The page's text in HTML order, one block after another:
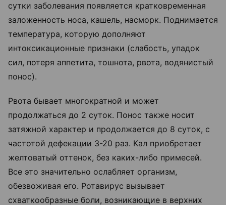
сутки заболевания появляется кратковременная
заложенность носа, кашель, насморк. Поднимается
температура, которую дополняют
интоксикационные признаки (слабость, упадок
сил, потеря аппетита, тошнота, рвота, водянистый
понос).
Рвота бывает многократной и может
продолжаться до 2 суток. Понос также носит
затяжной характер и продолжается до 8 суток, с
частотой дефекации 3-20 раз. Кал приобретает
желтоватый оттенок, без каких-либо примесей.
Все это значительно ослабляет организм,
обезвоживая его. Ротавирус вызывает
схваткообразные боли, возникающие в верхних